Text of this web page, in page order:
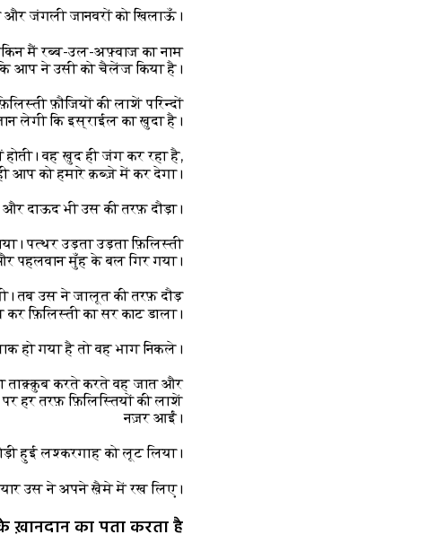
और जंगली जानवरों को खिलाऊँ।”
मैं रब्ब-उल-अफ़्वाज का नाम
आप ने उसी को चैलेंज किया है।
फ़ौजियों की लाशें परिन्दों
लेगी कि इस्राईल का ख़ुदा है।
वह ख़ुद ही जंग कर रहा है,
आप को हमारे क़ब्ज़े में कर देगा।”
दाऊद भी उस की तरफ़ दौड़ा।
पत्थर उड़ता उड़ता फ़िलिस्ती
पहलवान मुँह के बल गिर गया।
तब उस ने जालूत की तरफ़ दौड़
फ़िलिस्ती का सर काट डाला।
हो गया है तो वह भाग निकले।
ताक़्क़ुब करते करते वह जात और
हर तरफ़ फ़िलिस्तियों की लाशें
नज़र आईं।
हुई लश्करगाह को लूट लिया।
उस ने अपने ख़ैमे में रख लिए।
का पता करता है